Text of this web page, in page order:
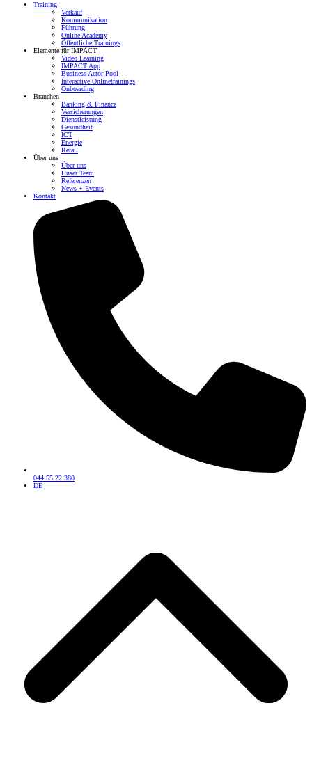
Training
Verkauf
Kommunikation
Führung
Online Academy
Öffentliche Trainings
Elemente für IMPACT
Video Learning
IMPACT App
Business Actor Pool
Interactive Onlinetrainings
Onboarding
Branchen
Banking & Finance
Versicherungen
Dienstleistung
Gesundheit
ICT
Energie
Retail
Über uns
Über uns
Unser Team
Referenzen
News + Events
Kontakt
044 55 22 380
DE